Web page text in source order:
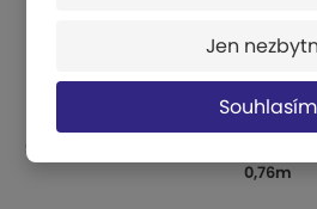
Jen
Souhlasím
Síť badminton STANDARD, PA/18/
0,76m